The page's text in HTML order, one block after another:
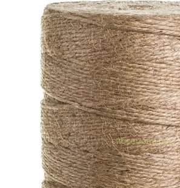
Выберите город
Обратный звонокЗаказать обратный
Каталог
Семена
Грунты
Газонные травы, сидераты
Горшки, рассадники, аксессуары
Посадочный материал